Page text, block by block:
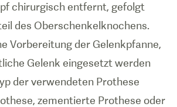
/
Hüftprosthese-
OP
chirurgisch entfernt, gefolgt
des Oberschenkelknochens.
Vorbereitung der Gelenkpfanne,
Gelenk eingesetzt werden
der verwendeten Prothese
zementierte Prothese oder